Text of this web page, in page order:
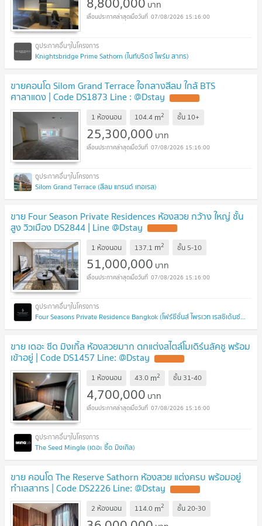
บาท
07/08/2026 15:16:00
Knightsbridge Prime Sathorn (ไนท์บริดจ์ ไพร์ม สาทร)
ขายคอนโด Silom Grand Terrace ใจกลางสีลม ใกล้ BTS
ศาลาแดง | Code DS1873 Line : @Dstay
1 ห้องนอน 104.4 m2 ชั้น 10+
25,300,000 บาท
07/08/2026 15:16:00
Silom Grand Terrace (สีลม แกรนด์ เทอเรส)
ขาย Four Season Private Residences ห้องสวย กว้าง ใหญ่ ชั้น
สูง วิวเมือง DS2844 | Line @Dstay
1 ห้องนอน 137.1 m2 ชั้น 5-10
51,000,000 บาท
07/08/2026 15:16:00
Four Seasons Private Residence Bangkok (โฟร์ซีซั่นส์ ไพรเวท เรสซิเด้นซ์ บางกอก)
ขาย เดอะ ซีด มิงเกิ้ล ห้องสวยมาก ตกแต่งสไตล์โมเดิร์นลัคชู พร้อม
เข้าอยู่ | Code DS1457 Line: @Dstay
1 ห้องนอน 43.0 m2 ชั้น 31-40
4,700,000 บาท
07/08/2026 15:16:00
The Seed Mingle (เดอะ ซี้ด มิงเกิล)
ขาย คอนโด The Reserve Sathorn ห้องสวย แต่งครบ พร้อมอยู่
ทำเลสาทร | Code DS2226 Line: @Dstay
2 ห้องนอน 114.0 m2 ชั้น20-30